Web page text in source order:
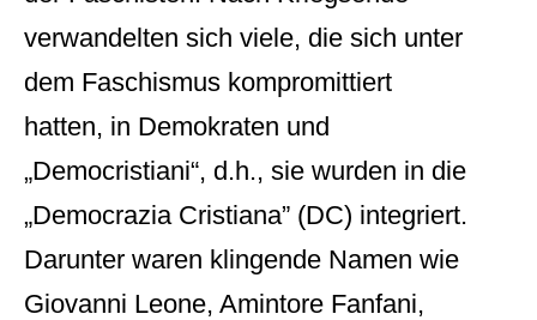
verwandelten sich viele, die sich unter
dem Faschismus kompromittiert
hatten, in Demokraten und
„Democristiani“, d.h., sie wurden in die
„Democrazia Cristiana” (DC) integriert.
Darunter waren klingende Namen wie
Giovanni Leone, Amintore Fanfani,